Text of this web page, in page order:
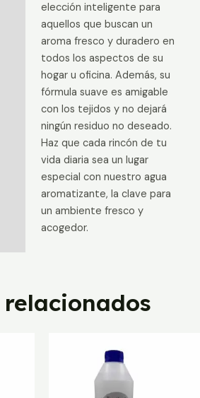
elección inteligente para
aquellos que buscan un
aroma fresco y duradero en
todos los aspectos de su
hogar u oficina. Además, su
fórmula suave es amigable
con los tejidos y no dejará
ningún residuo no deseado.
Haz que cada rincón de tu
vida diaria sea un lugar
especial con nuestro agua
aromatizante, la clave para
un ambiente fresco y
acogedor.